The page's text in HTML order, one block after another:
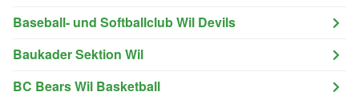
Baseball- und Softballclub Wil Devils
Baukader Sektion Wil
BC Bears Wil Basketball